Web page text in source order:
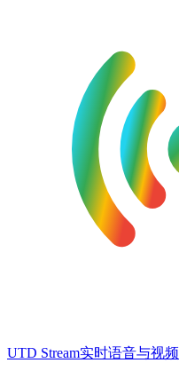
UTD Stream实时语音与视频